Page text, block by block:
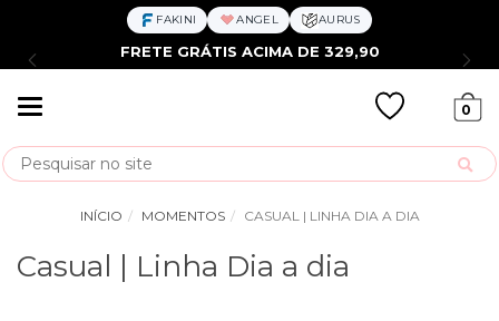
FAKINI ANGEL AURUS
FRETE GRÁTIS ACIMA DE 329,90
0
Busca
INÍCIO MOMENTOS CASUAL | LINHA DIA A DIA
Casual | Linha Dia a dia